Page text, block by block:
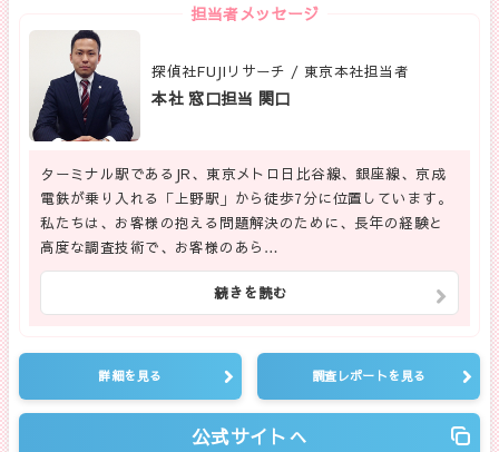
担当者メッセージ
探偵社FUJIリサーチ / 東京本社担当者
本社 窓口担当 関口
ターミナル駅であるJR、東京メトロ日比谷線、銀座線、京成
電鉄が乗り入れる「上野駅」から徒歩7分に位置しています。
私たちは、お客様の抱える問題解決のために、長年の経験と
高度な調査技術で、お客様のあら…
続きを読む
詳細を見る 調査レポートを見る
公式サイトへ